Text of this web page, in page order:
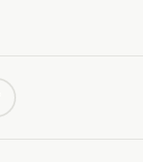
link